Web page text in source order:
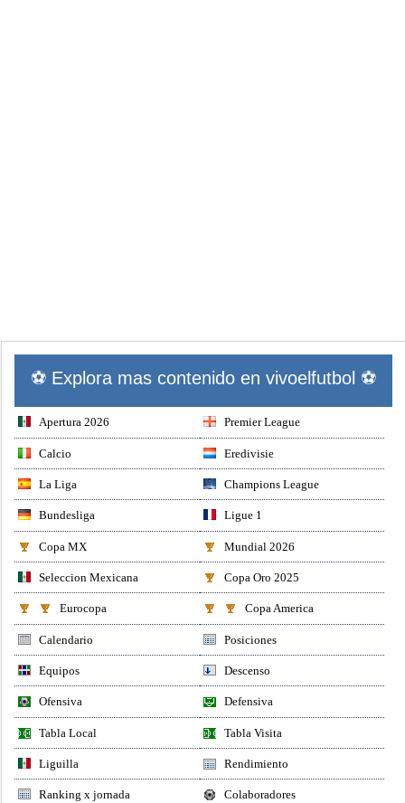
⚽ Explora mas contenido en vivoelfutbol ⚽
Apertura 2026 Premier League
Calcio Eredivisie
La Liga Champions League
Bundesliga Ligue 1
Copa MX Mundial 2026
Seleccion Mexicana Copa Oro 2025
Eurocopa Copa America
Calendario Posiciones
Equipos Descenso
Ofensiva Defensiva
Tabla Local Tabla Visita
Liguilla Rendimiento
Ranking x jornada Colaboradores